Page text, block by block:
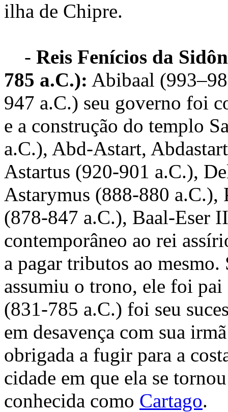
ilha de Chipre.
- Reis Fenícios da
785 a.C.): Abibaal
947 a.C.) seu governo foi
e a construção do templo
a.C.), Abd-Astart,
Astartus (920-901 a.C.),
Astarymus (888-880
(878-847 a.C.), Baal-Eser
contemporâneo ao rei
a pagar tributos ao
assumiu o trono, ele foi
(831-785 a.C.) foi seu
em desavença com sua
obrigada a fugir para a
cidade em que ela se
conhecida como Cartago.